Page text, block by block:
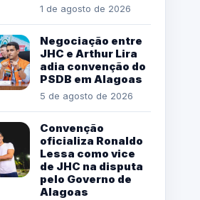
1 de agosto de 2026
Negociação entre
JHC e Arthur Lira
adia convenção do
PSDB em Alagoas
5 de agosto de 2026
Convenção
oficializa Ronaldo
Lessa como vice
de JHC na disputa
pelo Governo de
Alagoas